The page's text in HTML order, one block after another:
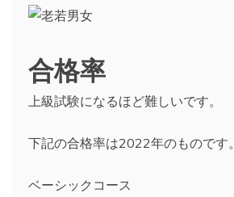
合格率
上級試験になるほど難しいです。
下記の合格率は2022年のものです。
ベーシックコース